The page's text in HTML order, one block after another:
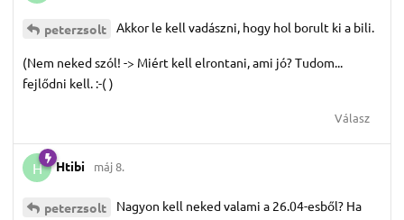
peterzsolt Akkor le kell vadászni, hogy hol borult ki a bili.
(Nem neked szól! -> Miért kell elrontani, ami jó? Tudom...
fejlődni kell. :-( )
Válasz
H Htibi máj 8.
peterzsolt
Nagyon kell neked valami a 26.04-esből? Ha